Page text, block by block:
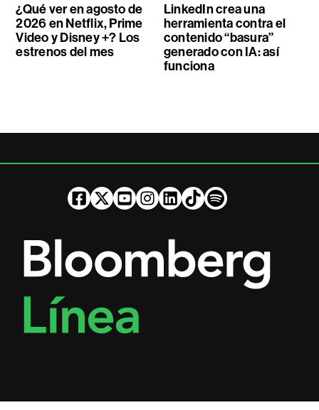
¿Qué ver en agosto de
2026 en Netflix, Prime
Video y Disney +? Los
estrenos del mes
LinkedIn crea una
herramienta contra el
contenido “basura”
generado con IA: así
funciona